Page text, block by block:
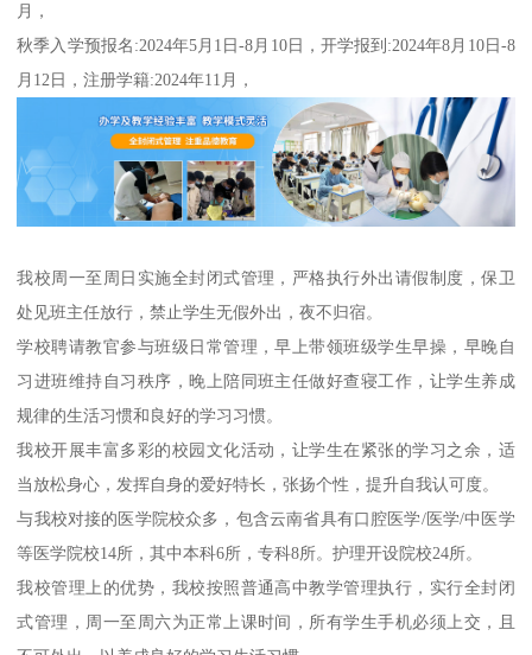
月，
秋季入学预报名:2024年5月1日-8月10日，开学报到:2024年8月10日-8
月12日，注册学籍:2024年11月，
我校周一至周日实施全封闭式管理，严格执行外出请假制度，保卫
处见班主任放行，禁止学生无假外出，夜不归宿。
学校聘请教官参与班级日常管理，早上带领班级学生早操，早晚自
习进班维持自习秩序，晚上陪同班主任做好查寝工作，让学生养成
规律的生活习惯和良好的学习习惯。
我校开展丰富多彩的校园文化活动，让学生在紧张的学习之余，适
当放松身心，发挥自身的爱好特长，张扬个性，提升自我认可度。
与我校对接的医学院校众多，包含云南省具有口腔医学/医学/中医学
等医学院校14所，其中本科6所，专科8所。护理开设院校24所。
我校管理上的优势，我校按照普通高中教学管理执行，实行全封闭
式管理，周一至周六为正常上课时间，所有学生手机必须上交，且